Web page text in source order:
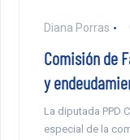
Diana Porras
Comisión de
y
La diputada PPD
especial de la